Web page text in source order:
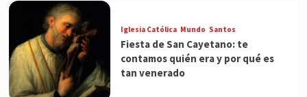
Iglesia Católica Mundo Santos
Fiesta de San Cayetano: te
contamos quién era y por qué es
tan venerado